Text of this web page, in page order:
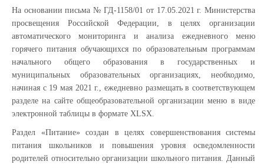
На основании письма № ГД-1158/01 от 17.05.2021 г. Министерства
просвещения Российской Федерации, в целях организации
автоматического мониторинга и анализа ежедневного меню
горячего питания обучающихся по образовательным программам
начального общего образования в государственных и
муниципальных образовательных организациях, необходимо,
начиная с 19 мая 2021 г., ежедневно размещать в соответствующем
разделе на сайте общеобразовательной организации меню в виде
электронной таблицы в формате XLSX.
Раздел «Питание» создан в целях совершенствования системы
питания школьников и повышения уровня осведомленности
родителей относительно организации школьного питания. Данный